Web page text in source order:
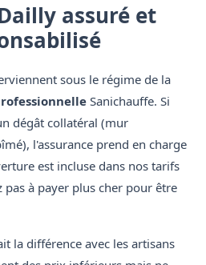
assuré et
sous le régime de la
Sanichauffe. Si
dégât collatéral (mur
l'assurance prend en charge
est incluse dans nos tarifs
à payer plus cher pour être
la différence avec les artisans